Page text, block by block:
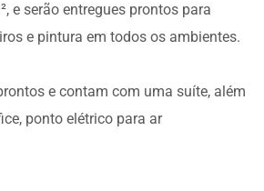
e serão entregues prontos para
e pintura em todos os ambientes.
e contam com uma suíte, além
ponto elétrico para ar